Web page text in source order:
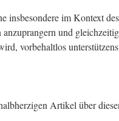
insbesondere im Kontext
und
vorbehaltlos
Artikel über